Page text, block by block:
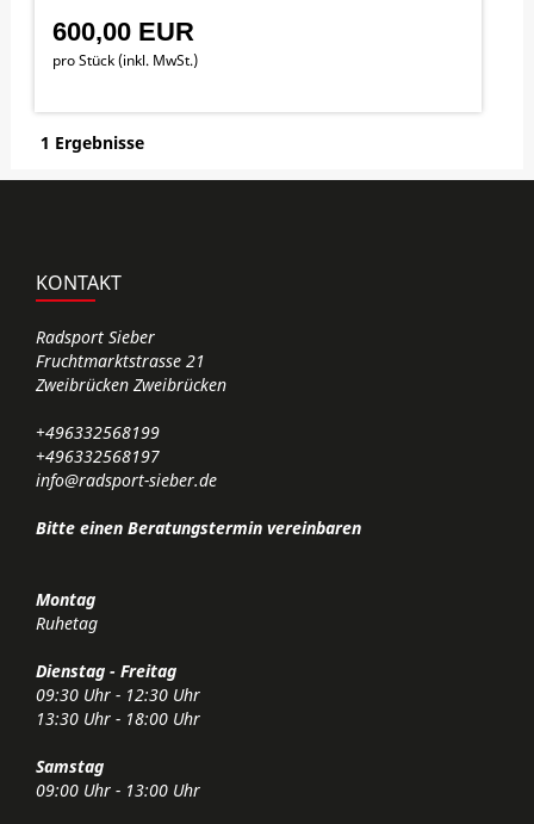
600,00 EUR
pro Stück (inkl. MwSt.)
1 Ergebnisse
KONTAKT
Radsport Sieber
Fruchtmarktstrasse 21
Zweibrücken Zweibrücken
+496332568199
+496332568197
info@radsport-sieber.de
Bitte einen Beratungstermin vereinbaren
Montag
Ruhetag
Dienstag - Freitag
09:30 Uhr - 12:30 Uhr
13:30 Uhr - 18:00 Uhr
Samstag
09:00 Uhr - 13:00 Uhr